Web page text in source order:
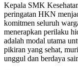
Kepala SMK
peringatan HKN
komitmen seluruh
menerapkan perilaku
adalah modal utama
pikiran yang sehat,
unggul dan berdaya